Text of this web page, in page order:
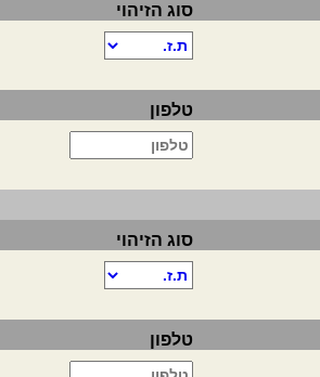
סוג הזיהוי
טלפון
סוג הזיהוי
טלפון